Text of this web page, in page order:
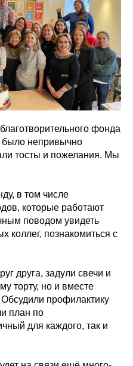
фонда
было непривычно
тосты и пожелания. Мы
в том числе
которые работают
поводом увидеть
познакомиться с
друга, задули свечи и
торту, но и вместе
профилактику
план по
для каждого, так и